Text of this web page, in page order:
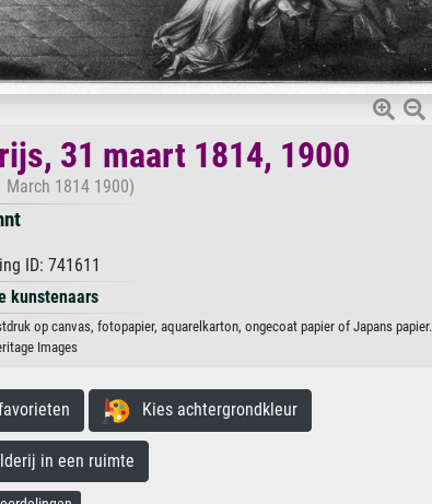
31 maart 1814, 1900
1814 1900)
ID: 741611
kunstenaars
op canvas, fotopapier, aquarelkarton, ongecoat papier of Japans papier.
Images
Kies achtergrondkleur
in een ruimte